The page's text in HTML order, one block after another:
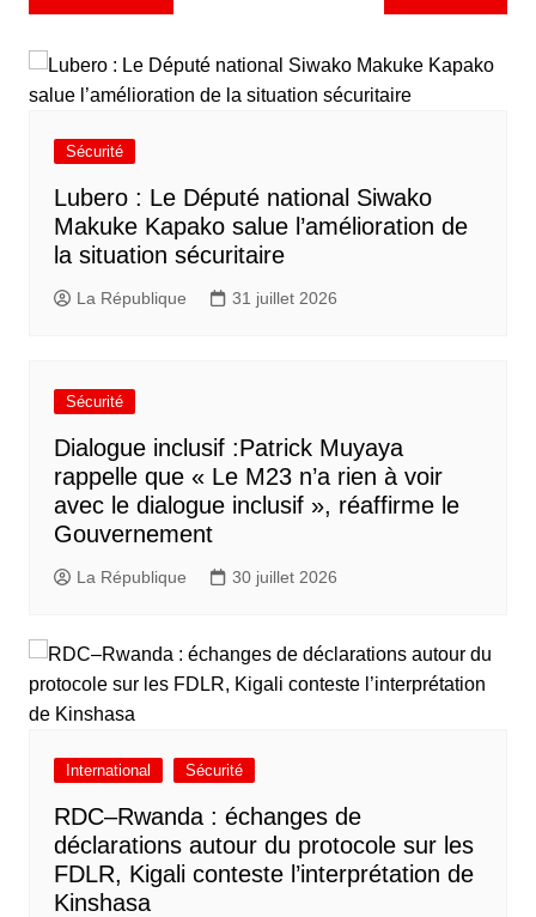
Sécurité
Lubero : Le Député national Siwako
Makuke Kapako salue l’amélioration de
la situation sécuritaire
La République 31 juillet 2026
Sécurité
Dialogue inclusif :Patrick Muyaya
rappelle que « Le M23 n’a rien à voir
avec le dialogue inclusif », réaffirme le
Gouvernement
La République 30 juillet 2026
International Sécurité
RDC–Rwanda : échanges de
déclarations autour du protocole sur les
FDLR, Kigali conteste l’interprétation de
Kinshasa